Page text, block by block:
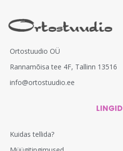
Ortostuudio OÜ
Rannamõisa tee 4F, Tallinn 13516
info@ortostuudio.ee
LINGID
Kuidas tellida?